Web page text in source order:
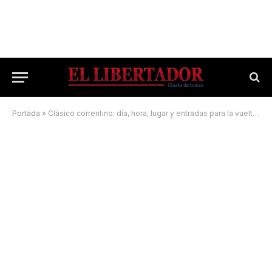
Portada » Clásico correntino: día, hora, lugar y entradas para la vuelta de Boca Unidos-Mandiyú